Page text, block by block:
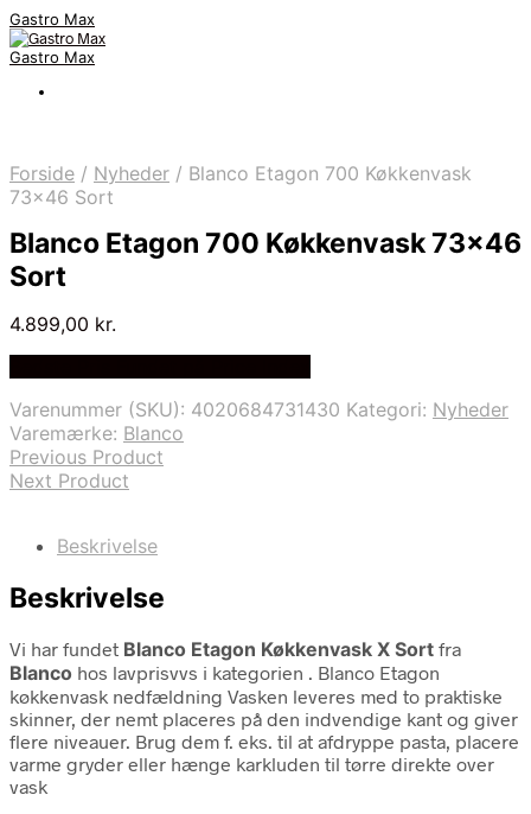
Gastro Max
Gastro Max
Forside / Nyheder / Blanco Etagon 700 Køkkenvask
73×46 Sort
Blanco Etagon 700 Køkkenvask 73×46
Sort
4.899,00 kr.
Varenummer (SKU): 4020684731430 Kategori: Nyheder
Varemærke: Blanco
Previous Product
Next Product
Beskrivelse
Beskrivelse
Vi har fundet Blanco Etagon Køkkenvask X Sort fra
Blanco hos lavprisvvs i kategorien . Blanco Etagon
køkkenvask nedfældning Vasken leveres med to praktiske
skinner, der nemt placeres på den indvendige kant og giver
flere niveauer. Brug dem f. eks. til at afdryppe pasta, placere
varme gryder eller hænge karkluden til tørre direkte over
vask